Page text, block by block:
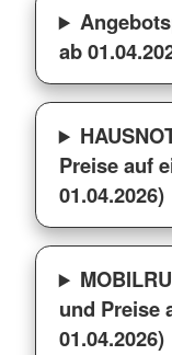
ab
Preise auf
01.04.2026)
und Preise
01.04.2026)